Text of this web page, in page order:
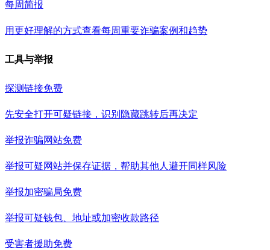
每周简报
用更好理解的方式查看每周重要诈骗案例和趋势
工具与举报
探测链接免费
先安全打开可疑链接，识别隐藏跳转后再决定
举报诈骗网站免费
举报可疑网站并保存证据，帮助其他人避开同样风险
举报加密骗局免费
举报可疑钱包、地址或加密收款路径
受害者援助免费